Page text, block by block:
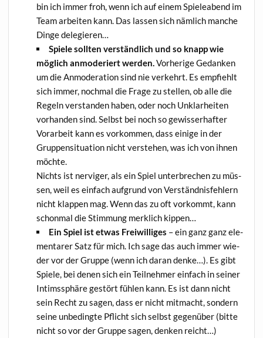
bin ich immer froh, wenn ich auf einem Spie­le­abend im
Team arbei­ten kann. Das las­sen sich näm­lich man­che
Din­ge delegieren…
Spie­le soll­ten ver­ständ­lich und so knapp wie
mög­lich anmo­de­riert wer­den.Vor­he­ri­ge Gedan­ken
um die Anmo­de­ra­ti­on sind nie ver­kehrt. Es emp­fiehlt
sich immer, noch­mal die Fra­ge zu stel­len, ob alle die
Regeln ver­stan­den haben, oder noch Unklar­hei­ten
vor­han­den sind. Selbst bei noch so gewis­ser­haf­ter
Vor­ar­beit kann es vor­kom­men, dass eini­ge in der
Grup­pen­si­tua­ti­on nicht ver­ste­hen, was ich von ihnen
möchte.
Nichts ist ner­vi­ger, als ein Spiel unter­bre­chen zu müs­
sen, weil es ein­fach auf­grund von Ver­ständ­nis­feh­lern
nicht klap­pen mag. Wenn das zu oft vor­kommt, kann
schon­mal die Stim­mung merk­lich kippen…
Ein Spiel ist etwas Frei­wil­li­ges – ein ganz ganz ele­
men­ta­rer Satz für mich. Ich sage das auch immer wie­
der vor der Grup­pe (wenn ich dar­an den­ke…). Es gibt
Spie­le, bei denen sich ein Teil­neh­mer ein­fach in sei­ner
Intims­sphä­re gestört füh­len kann. Es ist dann nicht
sein Recht zu sagen, dass er nicht mit­macht, son­dern
sei­ne unbe­ding­te Pflicht sich selbst gegen­über (bit­te
nicht so vor der Grup­pe sagen, den­ken reicht…)